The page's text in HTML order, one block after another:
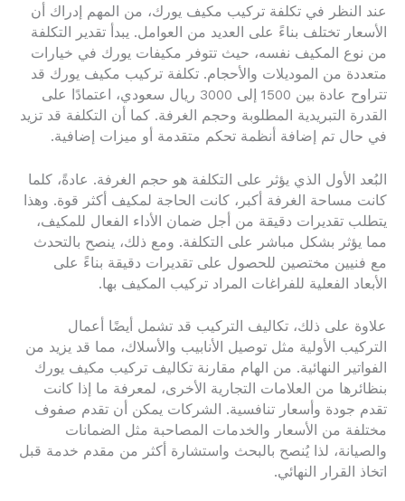
عند النظر في تكلفة تركيب مكيف يورك، من المهم إدراك أن
الأسعار تختلف بناءً على العديد من العوامل. يبدأ تقدير التكلفة
من نوع المكيف نفسه، حيث تتوفر مكيفات يورك في خيارات
متعددة من الموديلات والأحجام. تكلفة تركيب مكيف يورك قد
تتراوح عادة بين 1500 إلى 3000 ريال سعودي، اعتمادًا على
القدرة التبريدية المطلوبة وحجم الغرفة. كما أن التكلفة قد تزيد
في حال تم إضافة أنظمة تحكم متقدمة أو ميزات إضافية.
البُعد الأول الذي يؤثر على التكلفة هو حجم الغرفة. عادةً، كلما
كانت مساحة الغرفة أكبر، كانت الحاجة لمكيف أكثر قوة. وهذا
يتطلب تقديرات دقيقة من أجل ضمان الأداء الفعال للمكيف،
مما يؤثر بشكل مباشر على التكلفة. ومع ذلك، ينصح بالتحدث
مع فنيين مختصين للحصول على تقديرات دقيقة بناءً على
الأبعاد الفعلية للفراغات المراد تركيب المكيف بها.
علاوة على ذلك، تكاليف التركيب قد تشمل أيضًا أعمال
التركيب الأولية مثل توصيل الأنابيب والأسلاك، مما قد يزيد من
الفواتير النهائية. من الهام مقارنة تكاليف تركيب مكيف يورك
بنظائرها من العلامات التجارية الأخرى، لمعرفة ما إذا كانت
تقدم جودة وأسعار تنافسية. الشركات يمكن أن تقدم صفوف
مختلفة من الأسعار والخدمات المصاحبة مثل الضمانات
والصيانة، لذا يُنصح بالبحث واستشارة أكثر من مقدم خدمة قبل
اتخاذ القرار النهائي.